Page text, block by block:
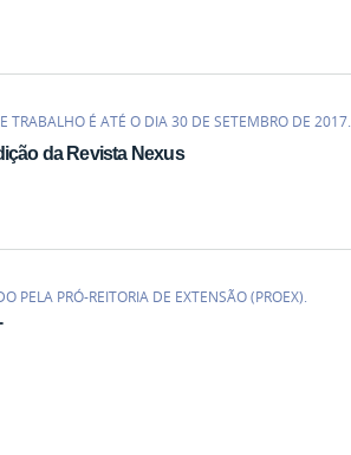
TRABALHO É ATÉ O DIA 30 DE SETEMBRO DE 2017.
da Revista Nexus
PELA PRÓ-REITORIA DE EXTENSÃO (PROEX).